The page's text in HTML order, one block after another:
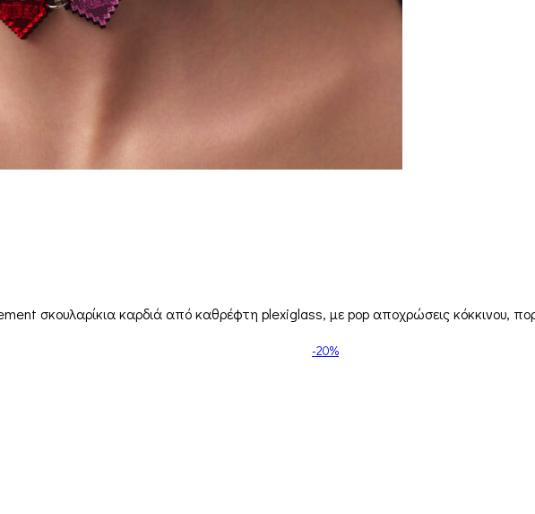
σκουλαρίκια καρδιά από καθρέφτη plexiglass, με pop αποχρώσεις κόκκινου,
-20%